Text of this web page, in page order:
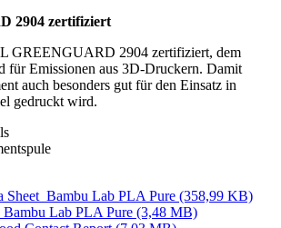
2904 zertifiziert
GREENGUARD 2904 zertifiziert, dem
für Emissionen aus 3D-Druckern. Damit
auch besonders gut für den Einsatz in
gedruckt wird.
Sheet_Bambu Lab PLA Pure (358,99 KB)
Lab PLA Pure (3,48 MB)